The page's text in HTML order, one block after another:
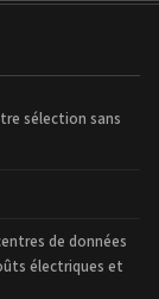
sélection sans
de données
électriques et